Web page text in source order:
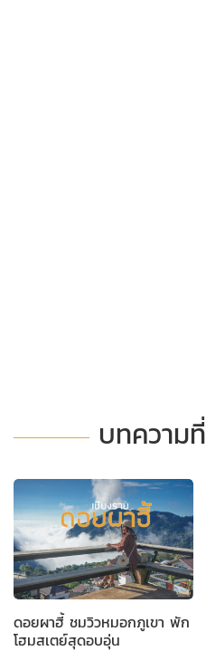
บทความที่
ดอยผาฮี้ ชมวิวหมอกภูเขา พัก
โฮมสเตย์สุดอบอุ่น